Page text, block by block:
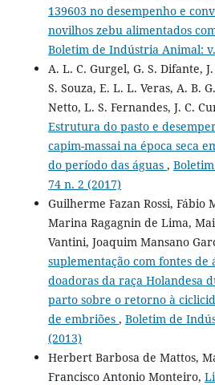
139603 no desempenho e
novilhos zebu alimentados
Boletim de Indústria Animal:
A. L. C. Gurgel, G. S. Difante,
S. Souza, E. L. L. Veras, A. B.
Netto, L. S. Fernandes, J. C.
Estrutura do pasto e
capim-massai na época seca
do período das águas ,
74 n. 2 (2017)
Guilherme Fazan Rossi, Fábio
Marina Ragagnin de Lima,
Vantini, Joaquim Mansano
suplementação com fontes de
doadoras da raça Holandesa
parto sobre o retorno à
de embriões , Boletim de
(2013)
Herbert Barbosa de Mattos,
Francisco Antonio Monteiro,